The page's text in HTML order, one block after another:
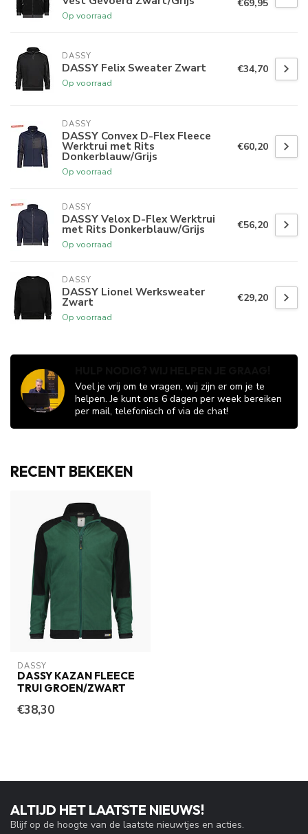
Op voorraad
€69,95
DASSY
DASSY Felix Sweater Zwart
Op voorraad
€34,70
DASSY
DASSY Convex D-Flex Fleece
Werktrui met Rits
Donkerblauw/Grijs
Op voorraad
€60,20
DASSY
DASSY Velox D-Flex Werktrui
met Rits Donkerblauw/Grijs
Op voorraad
€56,20
DASSY
DASSY Lionel Werksweater
Zwart
Op voorraad
€29,20
Voel je vrij om te vragen, wij zijn er om je te
helpen. Je kunt ons 6 dagen per week bereiken
per mail, telefonisch of via de chat!
RECENT BEKEKEN
DASSY
DASSY KAZAN FLEECE
TRUI GROEN/ZWART
€38,30
ALTIJD HET LAATSTE NIEUWS!
Blijf op de hoogte van de laatste nieuwtjes en acties.